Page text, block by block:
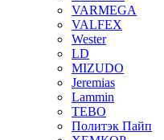
VARMEGA
VALFEX
Wester
LD
MIZUDO
Jeremias
Lammin
TEBO
Политэк Пайп